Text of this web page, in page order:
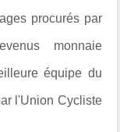
procurés par
monnaie
équipe du
l'Union Cycliste